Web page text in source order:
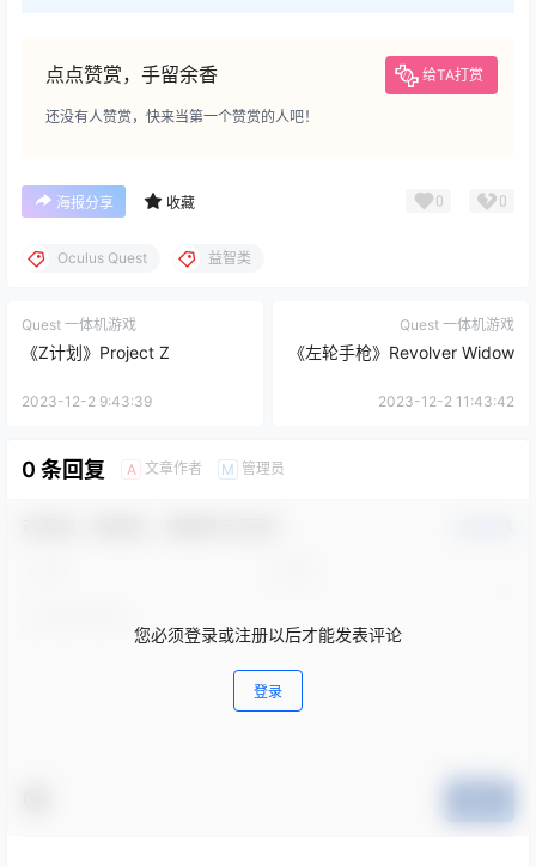
点点赞赏，手留余香 给TA打赏
还没有人赞赏，快来当第一个赞赏的人吧！
海报分享 收藏 0 0
Oculus Quest 益智类
Quest 一体机游戏
《Z计划》Project Z
2023-12-2 9:43:39
Quest 一体机游戏
《左轮手枪》Revolver Widow
2023-12-2 11:43:42
0 条回复 A 文章作者 M 管理员
您必须登录或注册以后才能发表评论
登录